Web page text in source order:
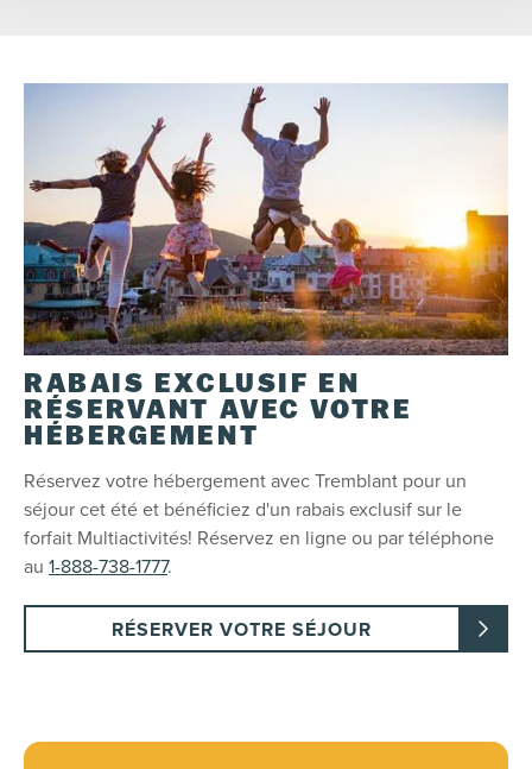
M J
27 28 29 30
2
3 4 5
9
10 11 12 13 14
15
16
17 18 19 20 21
22
23
24 25 26 27 28
29
30
31 1 2 3 4 5
VOIR LES DISPONIBILITÉS
RABAIS EXCLUSIF EN
RÉSERVANT AVEC VOTRE
HÉBERGEMENT
Réservez votre hébergement avec Tremblant pour un
séjour cet été et bénéficiez d'un rabais exclusif sur le
forfait Multiactivités! Réservez en ligne ou par téléphone
au 1-888-738-1777.
RÉSERVER VOTRE SÉJOUR